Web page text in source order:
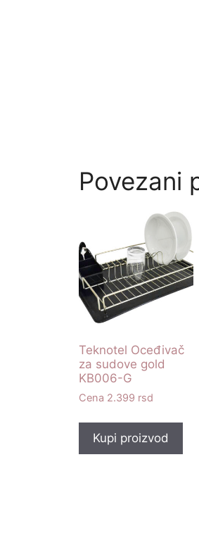
Povezani
Teknotel Oceđivač
za sudove gold
KB006-G
2.399 rsd
Kupi proizvod